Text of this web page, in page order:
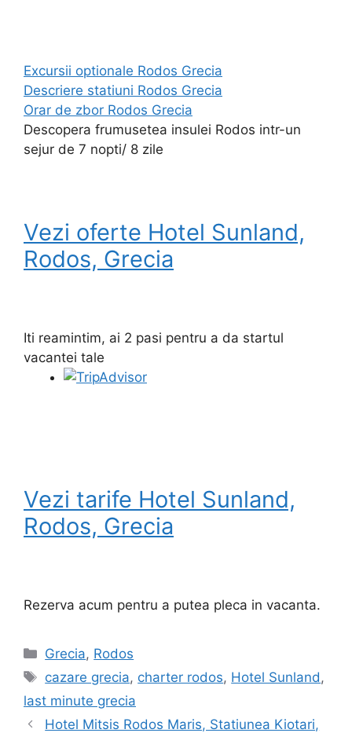
Excursii optionale Rodos Grecia
Descriere statiuni Rodos Grecia
Orar de zbor Rodos Grecia
Descopera frumusetea insulei Rodos intr-un
sejur de 7 nopti/ 8 zile
Vezi oferte Hotel Sunland,
Rodos, Grecia
Iti reamintim, ai 2 pasi pentru a da startul
vacantei tale
Vezi tarife Hotel Sunland,
Rodos, Grecia
Rezerva acum pentru a putea pleca in vacanta.
Categorii
Grecia, Rodos
Etichete
cazare grecia, charter rodos, Hotel Sunland ,
last minute grecia
Hotel Mitsis Rodos Maris, Statiunea Kiotari,